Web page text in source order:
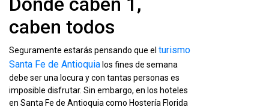
caben todos
Seguramente estarás pensando que el turismo
Santa Fe de Antioquia los fines de semana
debe ser una locura y con tantas personas es
imposible disfrutar. Sin embargo, en los hoteles
en Santa Fe de Antioquia como Hostería Florida